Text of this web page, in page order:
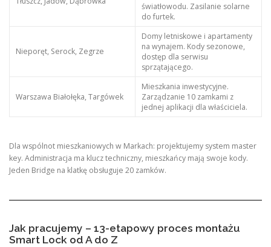
światłowodu. Zasilanie solarne
do furtek.
Nieporęt, Serock, Zegrze
Domy letniskowe i apartamenty
na wynajem. Kody sezonowe,
dostęp dla serwisu
sprzątającego.
Warszawa Białołęka, Targówek
Mieszkania inwestycyjne.
Zarządzanie 10 zamkami z
jednej aplikacji dla właściciela.
Dla wspólnot mieszkaniowych w Markach: projektujemy system master
key. Administracja ma klucz techniczny, mieszkańcy mają swoje kody.
Jeden Bridge na klatkę obsługuje 20 zamków.
Jak pracujemy – 13-etapowy proces montażu
Smart Lock od A do Z